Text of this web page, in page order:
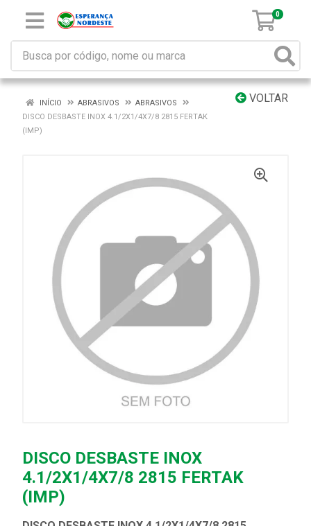
0
VOLTAR
INÍCIO ABRASIVOS
ABRASIVOS
DISCO DESBASTE INOX 4.1/2X1/4X7/8 2815 FERTAK
(IMP)
DISCO DESBASTE INOX
4.1/2X1/4X7/8 2815 FERTAK
(IMP)